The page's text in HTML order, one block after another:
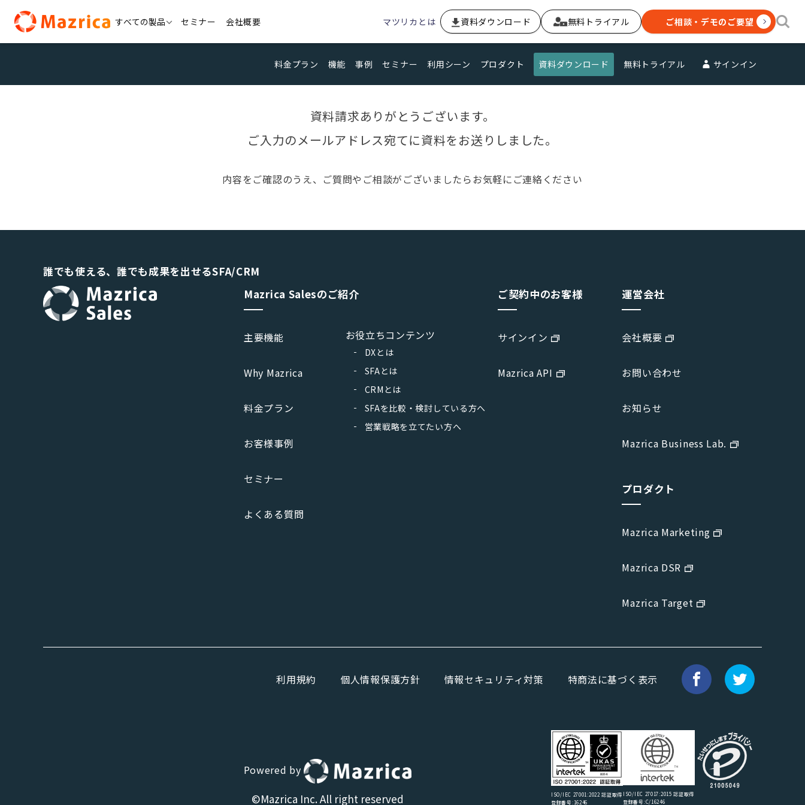
content
すべての製品 セミナー 会社概要 マツリカとは 資料ダウンロード 無料トライアル ご相談・デモのご要望
料金プラン 機能 事例 セミナー 利用シーン プロダクト 資料ダウンロード 無料トライアル サインイン
資料請求ありがとうございます。
ご入力のメールアドレス宛てに資料をお送りしました。
内容をご確認のうえ、ご質問やご相談がございましたらお気軽にご連絡ください
誰でも使える、誰でも成果を出せるSFA/CRM
Mazrica Salesのご紹介
主要機能
Why Mazrica
料金プラン
お客様事例
セミナー
よくある質問
お役立ちコンテンツ
DXとは
SFAとは
CRMとは
SFAを比較・検討している方へ
営業戦略を立てたい方へ
ご契約中のお客様
サインイン
Mazrica API
運営会社
会社概要
お問い合わせ
お知らせ
Mazrica Business Lab.
プロダクト
Mazrica Marketing
Mazrica DSR
Mazrica Target
利用規約 個人情報保護方針 情報セキュリティ対策 特商法に基づく表示
Powered by
ISO/IEC 27001:2022 認証取得
登録番号:16246
ISO/IEC 27017:2015 認証取得
登録番号:C/16246
©Mazrica Inc. All right reserved